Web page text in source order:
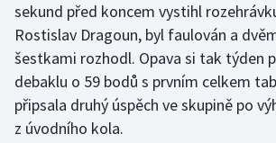
Krasobruslení
Lezení
Lyže a snowboard
sekund před koncem vystihl
Rostislav Dragoun, byl faulován a
šestkami rozhodl. Opava si tak týden
debaklu o 59 bodů s prvním celkem
připsala druhý úspěch ve skupině po
z úvodního kola.